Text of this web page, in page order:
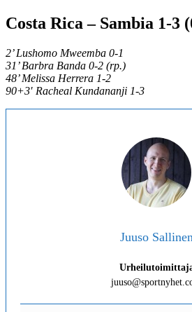
Costa Rica – Sambia 1-3
2’ Lushomo Mweemba 0-1
31’ Barbra Banda 0-2 (rp.)
48’ Melissa Herrera 1-2
90+3′ Racheal Kundananji 1-3
Juuso Sallinen